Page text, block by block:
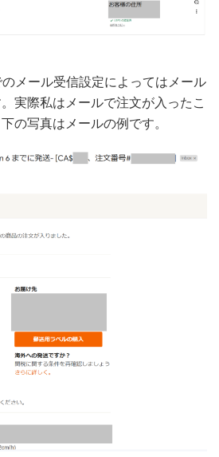
メール受信設定によってはメール
実際私はメールで注文が入ったこ
の写真はメールの例です。